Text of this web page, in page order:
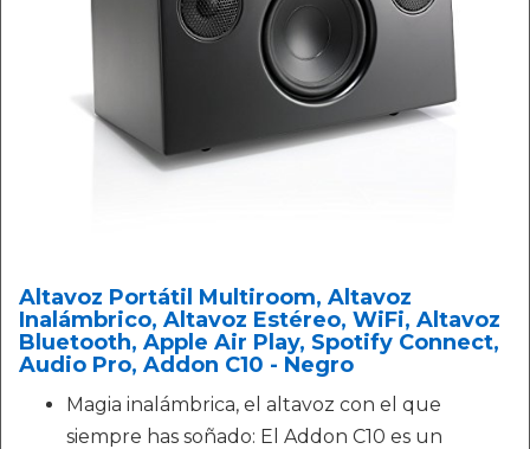
Altavoz Portátil Multiroom, Altavoz
Inalámbrico, Altavoz Estéreo, WiFi, Altavoz
Bluetooth, Apple Air Play, Spotify Connect,
Audio Pro, Addon C10 - Negro
Magia inalámbrica, el altavoz con el que
siempre has soñado: El Addon C10 es un